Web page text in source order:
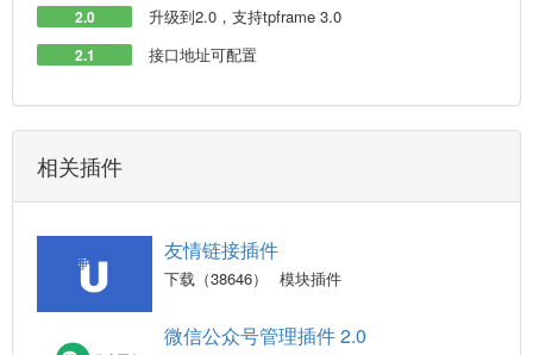
2.0 升级到2.0，支持tpframe 3.0
2.1 接口地址可配置
相关插件
友情链接插件
下载（38646） 模块插件
微信公众号管理插件 2.0